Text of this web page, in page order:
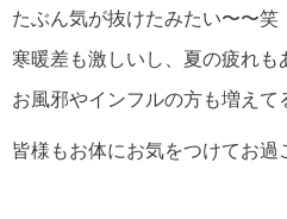
たぶん気が抜けたみたい〜〜笑
寒暖差も激しいし、夏の疲れも
お風邪やインフルの方も増えて
皆様もお体にお気をつけてお過